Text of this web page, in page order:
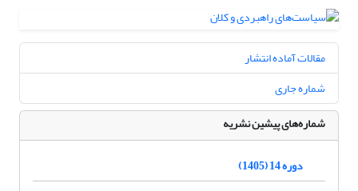
مقالات آماده انتشار
شماره جاری
شماره‌های پیشین نشریه
دوره 14 (1405)